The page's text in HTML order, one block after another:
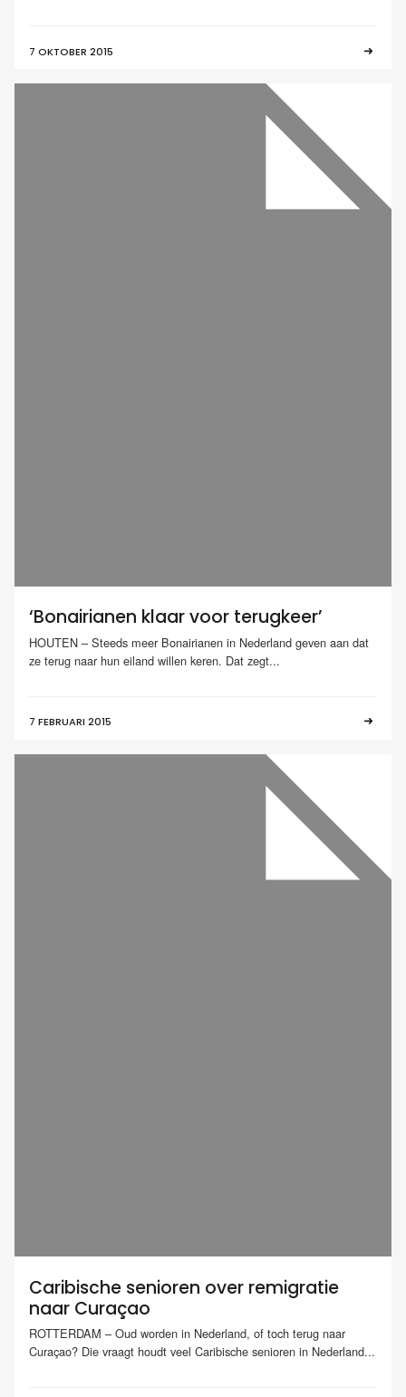
7 OKTOBER 2015
‘Bonairianen klaar voor terugkeer’
HOUTEN – Steeds meer Bonairianen in Nederland geven aan dat
ze terug naar hun eiland willen keren. Dat zegt...
7 FEBRUARI 2015
Caribische senioren over remigratie
naar Curaçao
ROTTERDAM – Oud worden in Nederland, of toch terug naar
Curaçao? Die vraagt houdt veel Caribische senioren in Nederland...